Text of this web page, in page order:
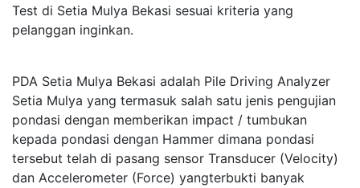
Test di Setia Mulya Bekasi sesuai kriteria yang
pelanggan inginkan.
PDA Setia Mulya Bekasi adalah Pile Driving Analyzer
Setia Mulya yang termasuk salah satu jenis pengujian
pondasi dengan memberikan impact / tumbukan
kepada pondasi dengan Hammer dimana pondasi
tersebut telah di pasang sensor Transducer (Velocity)
dan Accelerometer (Force) yangterbukti banyak